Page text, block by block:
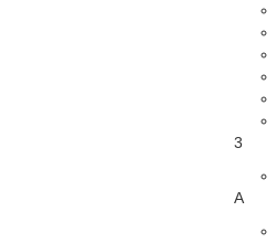
3
A